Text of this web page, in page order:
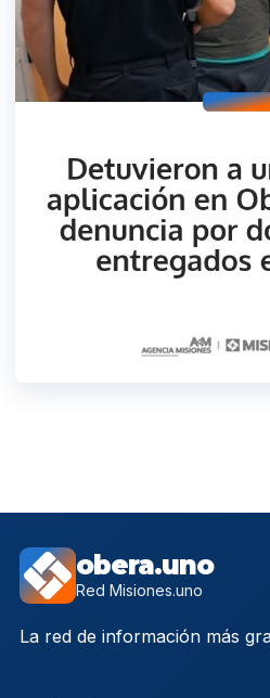
obera.uno
Red Misiones.uno
La red de información más